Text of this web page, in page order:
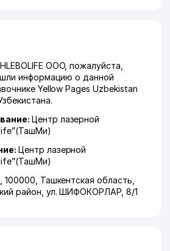
ООО, пожалуйста,
информацию о данной
Yellow Pages Uzbekistan
Центр лазерной
Центр лазерной
100000, Ташкентская область
район ул. ШИФОКОРЛАР, 8/1